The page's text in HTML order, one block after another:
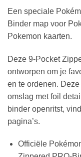
Een speciale
Binder map voor
Pokemon kaarten.
Deze 9-Pocket
ontworpen om je
en te ordenen.
omslag met foil
binder openritst,
pagina’s.
Officiële